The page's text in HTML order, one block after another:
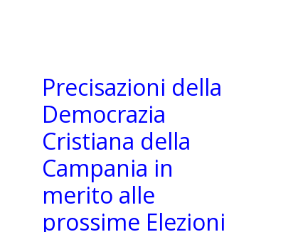
Precisazioni della
Democrazia
Cristiana della
Campania in
merito alle
prossime Elezioni